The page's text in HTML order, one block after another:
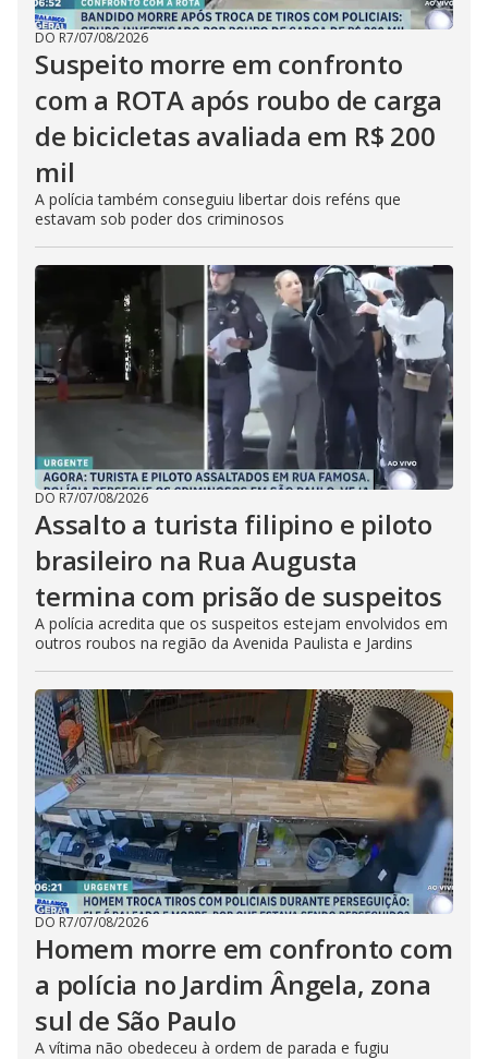
DO R7/07/08/2026
Suspeito morre em confronto
com a ROTA após roubo de carga
de bicicletas avaliada em R$ 200
mil
A polícia também conseguiu libertar dois reféns que
estavam sob poder dos criminosos
DO R7/07/08/2026
Assalto a turista filipino e piloto
brasileiro na Rua Augusta
termina com prisão de suspeitos
A polícia acredita que os suspeitos estejam envolvidos em
outros roubos na região da Avenida Paulista e Jardins
DO R7/07/08/2026
Homem morre em confronto com
a polícia no Jardim Ângela, zona
sul de São Paulo
A vítima não obedeceu à ordem de parada e fugiu